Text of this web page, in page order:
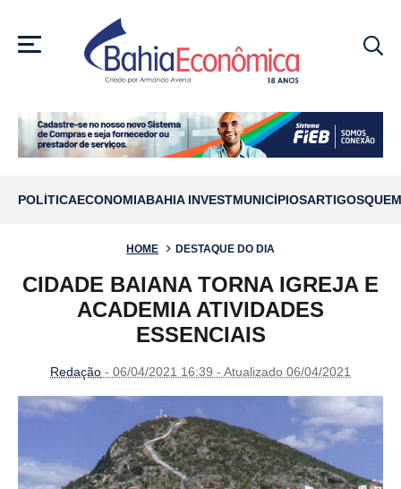
MENU
POLÍTICAECONOMIABAHIA INVESTMUNICÍPIOSARTIGOS
HOME DESTAQUE DO DIA
CIDADE BAIANA TORNA IGREJA E
ACADEMIA ATIVIDADES
ESSENCIAIS
Redação - 06/04/2021 16:39 - Atualizado 06/04/2021